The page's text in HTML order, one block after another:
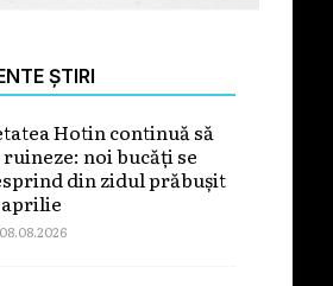
ȘTIRI
Hotin continuă să
ruineze: noi bucăți se
din zidul prăbușit
08.08.2026